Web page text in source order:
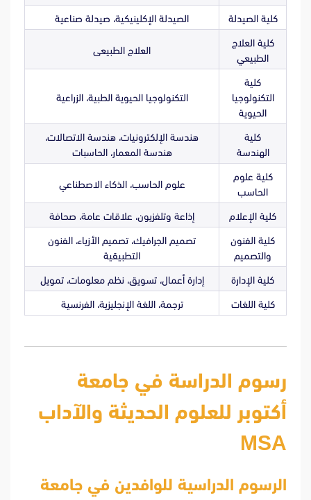
كلية الصيدلة الصيدلة الإكلينيكية، صيدلة صناعية
كلية العلاج
الطبيعي
العلاج الطبيعى
كلية
التكنولوجيا
الحيوية
التكنولوجيا الحيوية الطبية، الزراعية
كلية
الهندسة
هندسة الإلكترونيات، هندسة الاتصالات،
هندسة المعمار، الحاسبات
كلية علوم
الحاسب
علوم الحاسب، الذكاء الاصطناعي
كلية الإعلام إذاعة وتلفزيون، علاقات عامة، صحافة
كلية الفنون
والتصميم
تصميم الجرافيك، تصميم الأزياء، الفنون
التطبيقية
كلية الإدارة إدارة أعمال، تسويق، نظم معلومات، تمويل
كلية اللغات ترجمة، اللغة الإنجليزية، الفرنسية
رسوم الدراسة في جامعة
أكتوبر للعلوم الحديثة والآداب
MSA
الرسوم الدراسية للوافدين في جامعة